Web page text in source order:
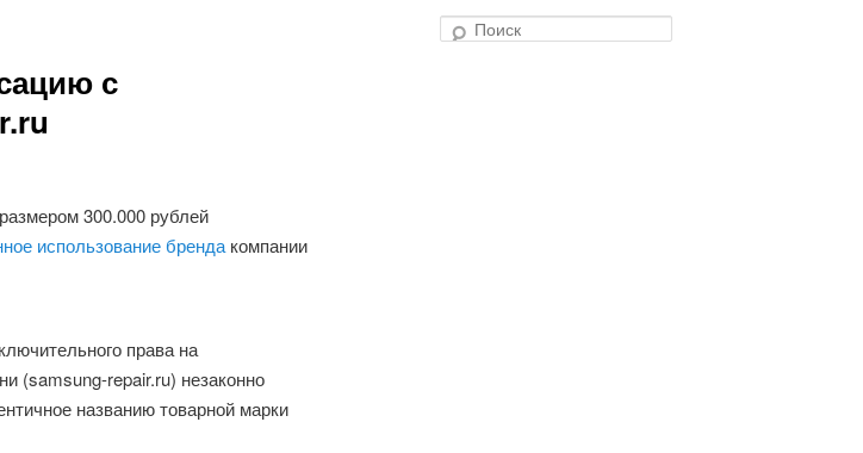
с
300.000 рублей
использование бренда компании
права на
(samsung-repair.ru) незаконно
названию товарной марки